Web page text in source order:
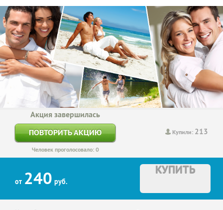
Купили: 213
Акция завершилась
ПОВТОРИТЬ АКЦИЮ
Человек проголосовало: 0
от 240 руб.
КУПИТЬ